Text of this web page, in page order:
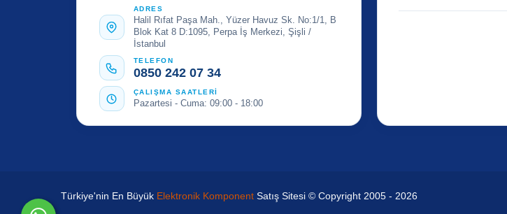
ADRES
Halil Rıfat Paşa Mah., Yüzer Havuz Sk. No:1/1, B
Blok Kat 8 D:1095, Perpa İş Merkezi, Şişli /
İstanbul
TELEFON
0850 242 07 34
ÇALIŞMA SAATLERİ
Pazartesi - Cuma: 09:00 - 18:00
Türkiye'nin En Büyük Elektronik Komponent Satış Sitesi © Copyright 2005 - 2026